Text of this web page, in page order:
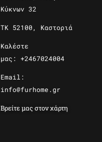
Κύκνων 32
ΤΚ 52100, Καστοριά
Καλέστε
μας: +2467024004
Email:
info@furhome.gr
Βρείτε μας στον χάρτη